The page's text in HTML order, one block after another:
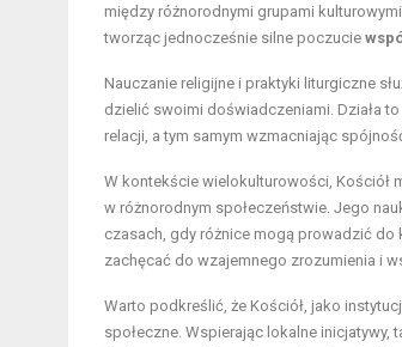
między różnorodnymi grupami
tworząc jednocześnie silne poczucie
Nauczanie religijne i praktyki liturgiczne
dzielić swoimi doświadczeniami. Działa
relacji, a tym samym wzmacniając
W kontekście wielokulturowości, Kościół
w różnorodnym społeczeństwie. Jego
czasach, gdy różnice mogą prowadzić
zachęcać do wzajemnego zrozumienia i
Warto podkreślić, że Kościół, jako
społeczne. Wspierając lokalne